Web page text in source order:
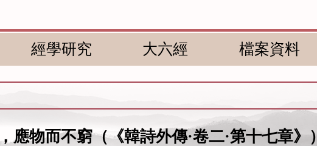
經學研究 大六經 檔案資料
應物而不窮（《韓詩外傳·卷二·第十七章》）